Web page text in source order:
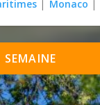
| Monaco |